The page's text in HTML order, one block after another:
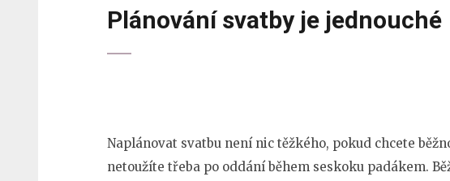
Plánování svatby je jednouché
Naplánovat svatbu není nic těžkého, pokud chcete
netoužíte třeba po oddání během seskoku padákem.